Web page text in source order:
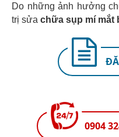
Do những ảnh hưởng
trị sửa chữa sụp mí mắt
0904